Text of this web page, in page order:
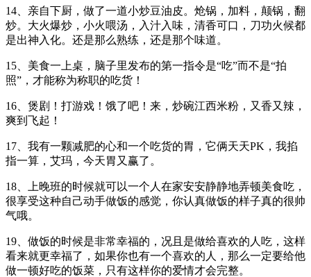
14、亲自下厨，做了一道小炒豆油皮。炝锅，加料，颠锅，翻
炒。大火爆炒，小火喂汤，入汁入味，清香可口，刀功火候都
是出神入化。还是那么熟练，还是那个味道。
15、美食一上桌，脑子里发布的第一指令是“吃”而不是“拍
照”，才能称为称职的吃货！
16、煲剧！打游戏！饿了吧！来，炒碗江西米粉，又香又辣，
爽到飞起！
17、我有一颗减肥的心和一个吃货的胃，它俩天天PK，我掐
指一算，艾玛，今天胃又赢了。
18、上晚班的时候就可以一个人在家安安静静地弄顿美食吃，
很享受这种自己动手做饭的感觉，你认真做饭的样子真的很帅
气哦。
19、做饭的时候是非常幸福的，况且是做给喜欢的人吃，这样
看来就更幸福了，如果你也有一个喜欢的人，那么一定要给他
做一顿好吃的饭菜，只有这样你的爱情才会完整。